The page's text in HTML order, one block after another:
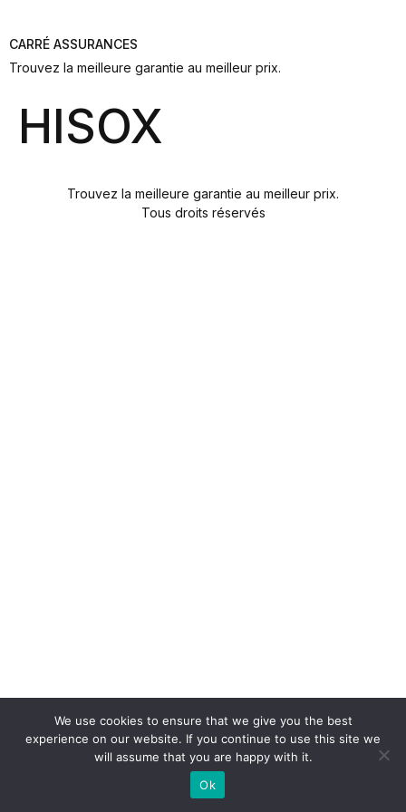
CARRÉ ASSURANCES
Trouvez la meilleure garantie au meilleur prix.
HISOX
Trouvez la meilleure garantie au meilleur prix.
Tous droits réservés
We use cookies to ensure that we give you the best
experience on our website. If you continue to use this site we
will assume that you are happy with it.
Ok